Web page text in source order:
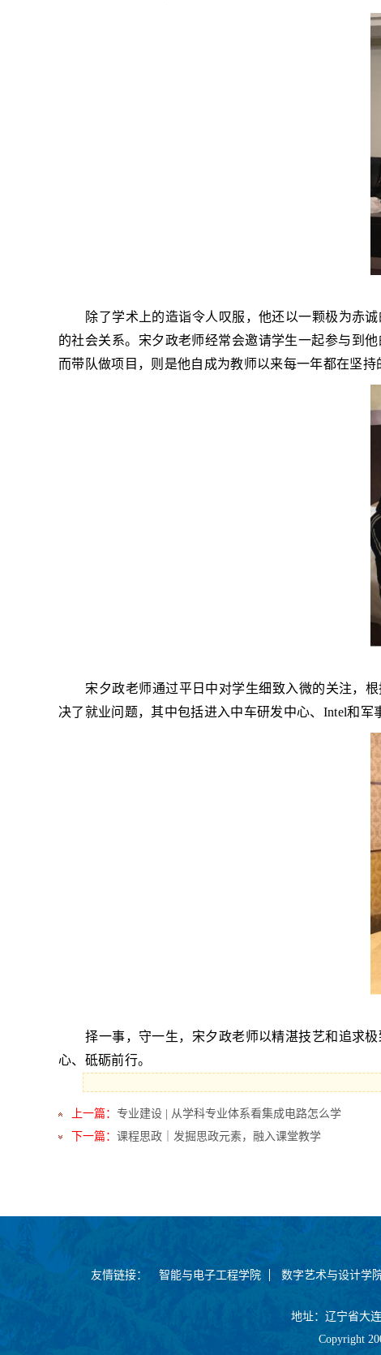
除了学术上的造诣令人叹服，他还以一颗极为赤
的社会关系。宋夕政老师经常会邀请学生一起参与到
而带队做项目，则是他自成为教师以来每一年都在坚持
宋夕政老师通过平日中对学生细致入微的关注，
决了就业问题，其中包括进入中车研发中心、Intel和军
择一事，守一生， 宋夕政老师以精湛技艺和追求极
心、砥砺前行。
上一篇： 专业建设 | 从学科专业体系看集成电路怎么学
下一篇： 课程思政｜发掘思政元素，融入课堂教学
友情链接： 智能与电子工程学院 数字艺术与设计学
地址：辽宁省大
Copyright